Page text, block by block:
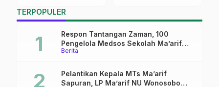
TERPOPULER
Berita
Respon Tantangan Zaman, 100
Pengelola Medsos Sekolah Ma’arif
Pekalongan Ikuti Pelatihan Literasi
Pelantikan Kepala MTs Ma’arif
Sapuran, LP Ma’arif NU Wonosobo